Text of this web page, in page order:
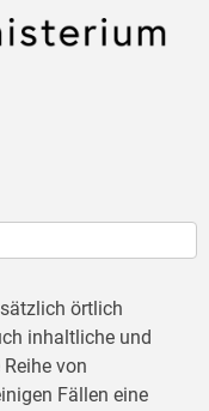
örtlich
inhaltliche und
von
Fällen eine